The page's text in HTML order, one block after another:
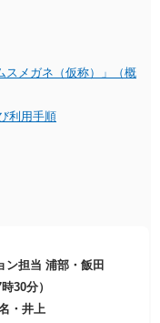
スメガネ（仮称）」（概
利用手順
ン担当 浦部・飯田
30分）
・井上